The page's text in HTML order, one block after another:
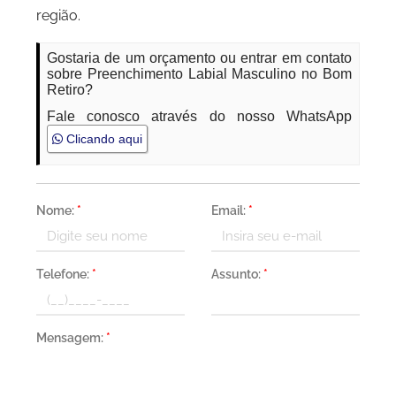
região.
Gostaria de um orçamento ou entrar em contato
sobre Preenchimento Labial Masculino no Bom
Retiro?
Fale conosco através do nosso WhatsApp
Clicando aqui
Nome: * Email: *
Telefone: * Assunto: *
Mensagem: *